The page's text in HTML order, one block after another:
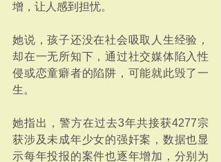
增，让人感到担忧。
她说，孩子还没在社会吸取人生经验，
却在一无所知下，通过社交媒体陷入性
侵或恋童癖者的陷阱，可能就此毁了一
生。
她指出，警方在过去3年共接获4277宗
获涉及未成年少女的强奸案，数据也显
示每年投报的案件也逐年增加，分别为